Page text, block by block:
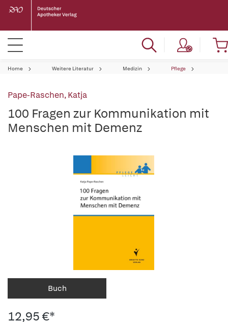
Home Weitere Literatur Medizin Pflege
Pape-Raschen, Katja
100 Fragen zur Kommunikation mit
Menschen mit Demenz
Buch
12,95 €*